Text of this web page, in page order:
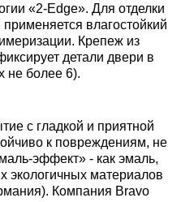
«2-Edge». Для отделки
влагостойкий
Крепеж из
детали двери в
не более 6).
c гладкой и приятной
к повреждениям, не
эффект» - как эмаль,
экологичных материалов
Компания Bravo